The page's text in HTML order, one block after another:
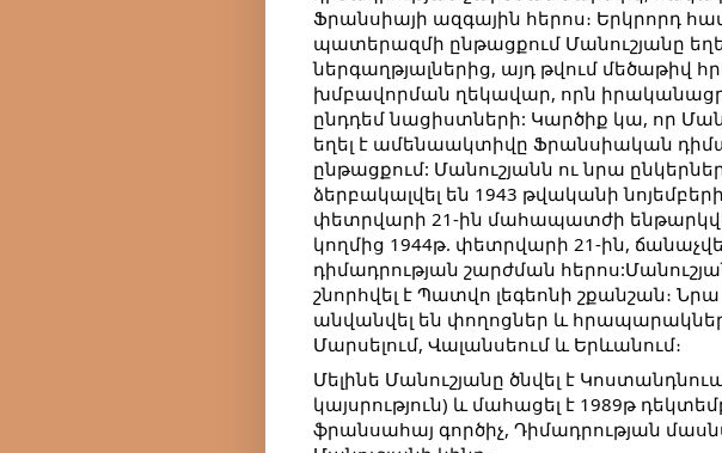
Ֆրանսիայի ազգային հերոս։ Երկրորդ
պատերազմի ընթացքում Մանուշյանը
ներգաղթյալներից, այդ թվում մեծաթիվ
խմբավորման ղեկավար, որն
ընդդեմ նացիստների: Կարծիք կա, որ
եղել է ամենաակտիվը Ֆրանսիական
ընթացքում: Մանուշյանն ու նրա
ձերբակալվել են 1943 թվականի
փետրվարի 21-ին մահապատժի
կողմից 1944թ. փետրվարի 21-ին,
դիմադրության շարժման
շնորհվել է Պատվո լեգեոնի շքանշան։
անվանվել են փողոցներ և
Մարսելում, Վալանսեում և Երևանում։
Մելինե Մանուշյանը ծնվել է
կայսրություն) և մահացել է 1989թ
ֆրանսահայ գործիչ, Դիմադրության